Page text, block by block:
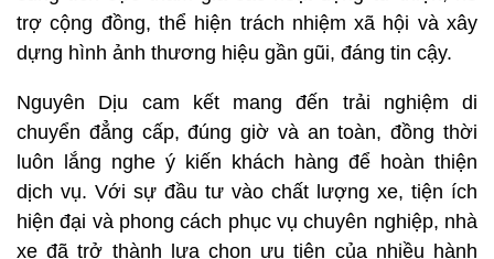
trợ cộng đồng, thể hiện trách nhiệm xã hội và xây
dựng hình ảnh thương hiệu gần gũi, đáng tin cậy.
Nguyên Dịu cam kết mang đến trải nghiệm di
chuyển đẳng cấp, đúng giờ và an toàn, đồng thời
luôn lắng nghe ý kiến khách hàng để hoàn thiện
dịch vụ. Với sự đầu tư vào chất lượng xe, tiện ích
hiện đại và phong cách phục vụ chuyên nghiệp, nhà
xe đã trở thành lựa chọn ưu tiên của nhiều hành